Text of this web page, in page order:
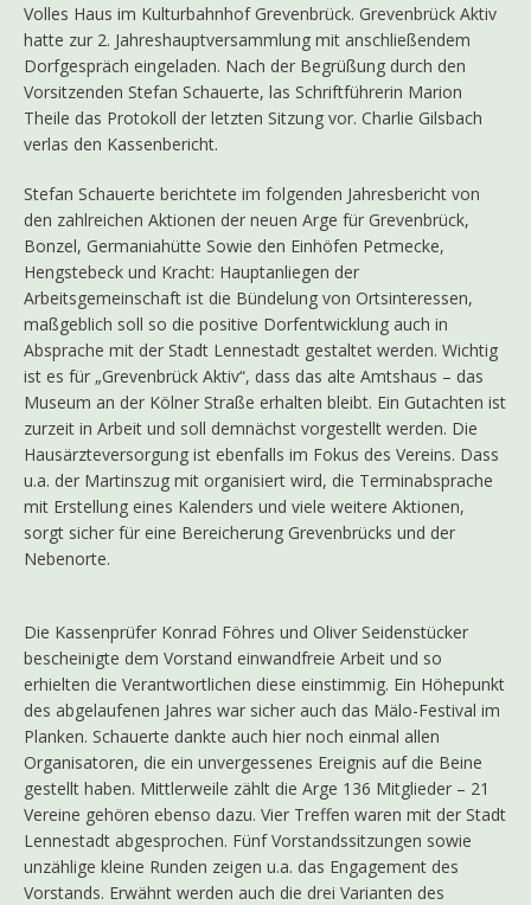
Volles Haus im Kulturbahnhof Grevenbrück. Grevenbrück Aktiv
hatte zur 2. Jahreshauptversammlung mit anschließendem
Dorfgespräch eingeladen. Nach der Begrüßung durch den
Vorsitzenden Stefan Schauerte, las Schriftführerin Marion
Theile das Protokoll der letzten Sitzung vor. Charlie Gilsbach
verlas den Kassenbericht.
Stefan Schauerte berichtete im folgenden Jahresbericht von
den zahlreichen Aktionen der neuen Arge für Grevenbrück,
Bonzel, Germaniahütte Sowie den Einhöfen Petmecke,
Hengstebeck und Kracht: Hauptanliegen der
Arbeitsgemeinschaft ist die Bündelung von Ortsinteressen,
maßgeblich soll so die positive Dorfentwicklung auch in
Absprache mit der Stadt Lennestadt gestaltet werden. Wichtig
ist es für „Grevenbrück Aktiv“, dass das alte Amtshaus – das
Museum an der Kölner Straße erhalten bleibt. Ein Gutachten ist
zurzeit in Arbeit und soll demnächst vorgestellt werden. Die
Hausärzteversorgung ist ebenfalls im Fokus des Vereins. Dass
u.a. der Martinszug mit organisiert wird, die Terminabsprache
mit Erstellung eines Kalenders und viele weitere Aktionen,
sorgt sicher für eine Bereicherung Grevenbrücks und der
Nebenorte.
Die Kassenprüfer Konrad Föhres und Oliver Seidenstücker
bescheinigte dem Vorstand einwandfreie Arbeit und so
erhielten die Verantwortlichen diese einstimmig. Ein Höhepunkt
des abgelaufenen Jahres war sicher auch das Mälo-Festival im
Planken. Schauerte dankte auch hier noch einmal allen
Organisatoren, die ein unvergessenes Ereignis auf die Beine
gestellt haben. Mittlerweile zählt die Arge 136 Mitglieder – 21
Vereine gehören ebenso dazu. Vier Treffen waren mit der Stadt
Lennestadt abgesprochen. Fünf Vorstandssitzungen sowie
unzählige kleine Runden zeigen u.a. das Engagement des
Vorstands. Erwähnt werden auch die drei Varianten des